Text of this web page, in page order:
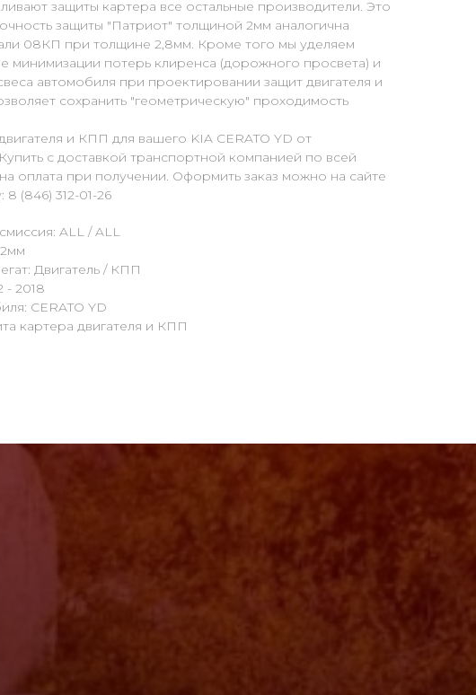
защиты картера все остальные производители. Это
защиты "Патриот" толщиной 2мм аналогична
08КП при толщине 2,8мм. Кроме того мы уделяем
минимизации потерь клиренса (дорожного просвета) и
автомобиля при проектировании защит двигателя и
сохранить "геометрическую" проходимость
и КПП для вашего KIA CERATO YD от
с доставкой транспортной компанией по всей
оплата при получении. Оформить заказ можно на сайте
(846) 312-01-26
ALL / ALL
Двигатель / КПП
- 2018
CERATO YD
картера двигателя и КПП